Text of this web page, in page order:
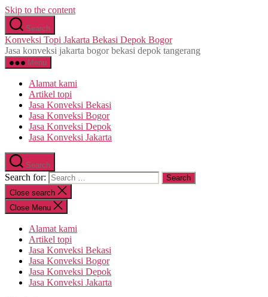
Skip to the content
Search
Konveksi Topi Jakarta Bekasi Depok Bogor
Jasa konveksi jakarta bogor bekasi depok tangerang
Menu
Alamat kami
Artikel topi
Jasa Konveksi Bekasi
Jasa Konveksi Bogor
Jasa Konveksi Depok
Jasa Konveksi Jakarta
Search
Search for:
Close search
Close Menu
Alamat kami
Artikel topi
Jasa Konveksi Bekasi
Jasa Konveksi Bogor
Jasa Konveksi Depok
Jasa Konveksi Jakarta